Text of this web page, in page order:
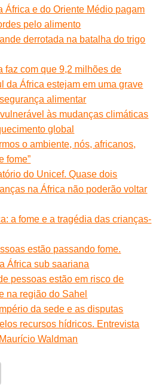
África e do Oriente Médio pagam
pelo alimento
derrotada na batalha do trigo
faz com que 9,2 milhões de
da África estejam em uma grave
alimentar
às mudanças climáticas
global
o ambiente, nós, africanos,
fome”
do Unicef. Quase dois
na África não poderão voltar
a fome e a tragédia das crianças-
estão passando fome.
África sub saariana
pessoas estão em risco de
na região do Sahel
da sede e as disputas
recursos hídricos. Entrevista
Waldman